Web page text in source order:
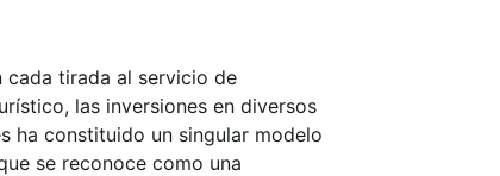
cada tirada al servicio de
las inversiones en diversos
ha constituido un singular modelo
se reconoce como una